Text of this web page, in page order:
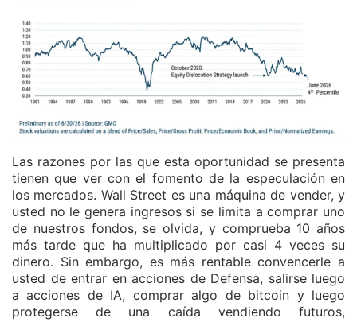
Las razones por las que esta oportunidad se presenta
tienen que ver con el fomento de la especulación en
los mercados. Wall Street es una máquina de vender, y
usted no le genera ingresos si se limita a comprar uno
de nuestros fondos, se olvida, y comprueba 10 años
más tarde que ha multiplicado por casi 4 veces su
dinero. Sin embargo, es más rentable convencerle a
usted de entrar en acciones de Defensa, salirse luego
a acciones de IA, comprar algo de bitcoin y luego
protegerse de una caída vendiendo futuros,